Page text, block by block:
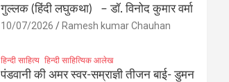
गुल्लक (हिंदी लघुकथा) – डॉ. विनोद कुमार वर्मा
10/07/2026 Ramesh kumar Chauhan
हिन्दी साहित्य हिन्दी साहित्यिक आलेख
पंडवानी की अमर स्वर-सम्राज्ञी तीजन बाई- डुमन